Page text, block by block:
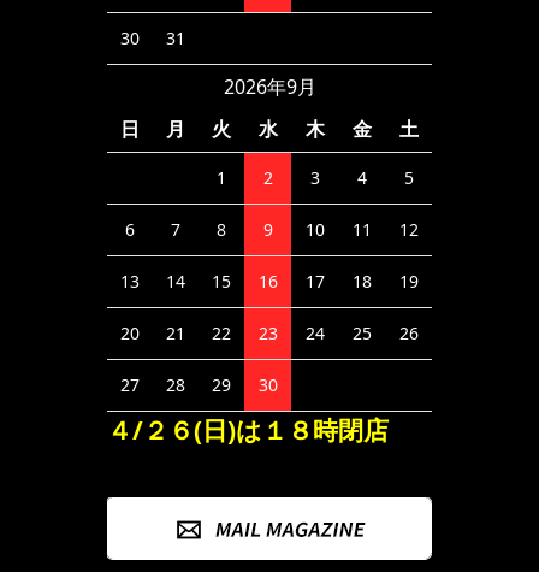
30 31
2026年9月
日
月 火 水 木 金 土
1 2 3 4 5
6 7 8 9 10 11 12
13 14 15 16 17 18 19
20 21 22 23 24 25 26
27 28 29 30
４/２６(日)は１８時閉店